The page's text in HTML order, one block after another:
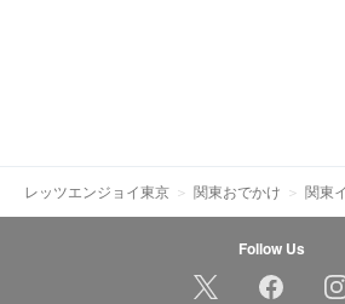
レッツエンジョイ東京 関東おでかけ 関東
Follow Us